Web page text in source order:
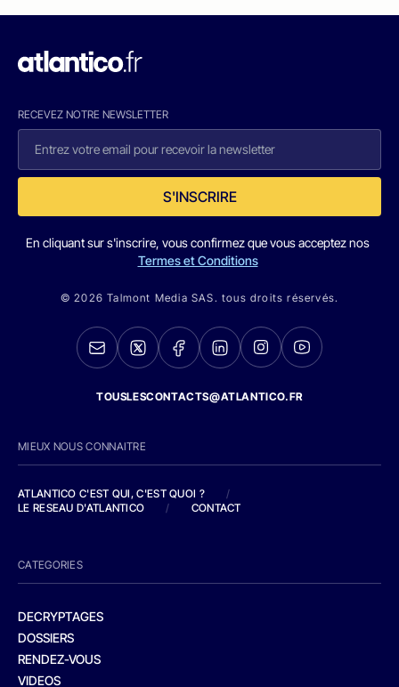
RECEVEZ NOTRE NEWSLETTER
S'INSCRIRE
En cliquant sur s'inscrire, vous confirmez que vous acceptez nos
Termes et Conditions
© 2026 Talmont Media SAS. tous droits réservés.
TOUSLESCONTACTS@ATLANTICO.FR
MIEUX NOUS CONNAITRE
ATLANTICO C'EST QUI, C'EST QUOI ?
/
LE RESEAU D'ATLANTICO
/ CONTACT
CATEGORIES
DECRYPTAGES
DOSSIERS
RENDEZ-VOUS
VIDEOS